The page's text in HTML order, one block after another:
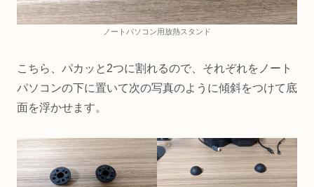
ノートパソコン用放熱スタンド
こちら、パカッと2つに割れるので、それぞれをノート
パソコンの下に置いて次の写真のように傾斜をつけて底
面を浮かせます。